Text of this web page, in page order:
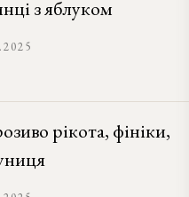
з яблуком
рікота, фініки,